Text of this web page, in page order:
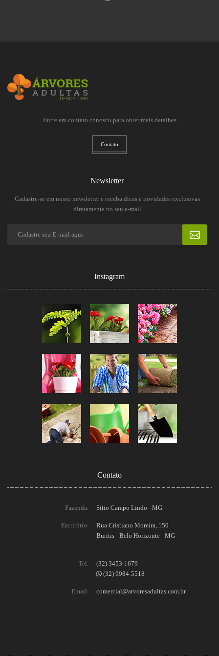
Entre em contato conosco para obter mais detalhes
Contato
Newsletter
Cadastre-se em nosso newsletter e receba dicas e novidades exclusivas
diretamente no seu e-mail
Instagram
Contato
Fazenda: Sítio Campo Lindo - MG
Escritório:
Rua Cristiano Moreira, 150
Buritis - Belo Horizonte - MG
Tel:
(32) 3453-1679
(32) 9984-5518
Email: comercial@arvoresadultas.com.br